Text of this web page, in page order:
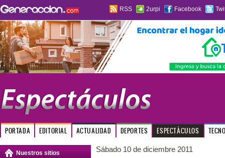
RSS 2urpi Facebook
PORTADA EDITORIAL ACTUALIDAD DEPORTES ESPECTÁCULOS
Nuestros sitios Sábado 10 de diciembre 2011